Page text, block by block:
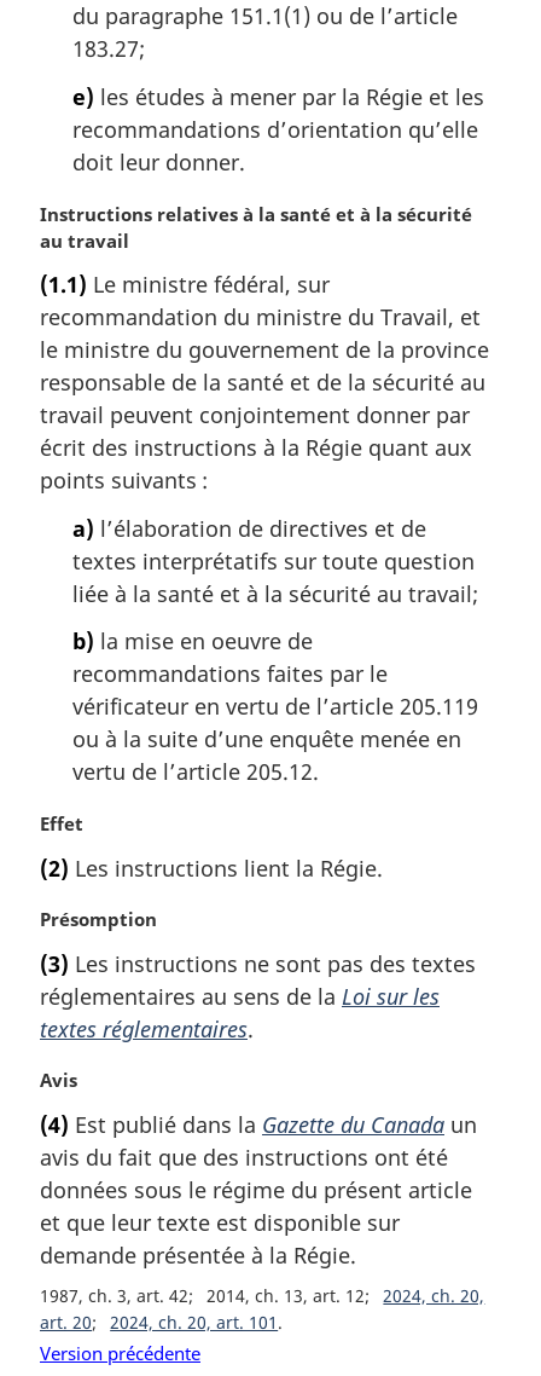
du paragraphe 151.1(1) ou de l’article
183.27;
e) les études à mener par la Régie et les
recommandations d’orientation qu’elle
doit leur donner.
N
o
e
m
a
r
i
n
a
Instructions relatives à la santé et à la sécurité
au travail
(1.1) Le ministre fédéral, sur
recommandation du ministre du Travail, et
le ministre du gouvernement de la province
responsable de la santé et de la sécurité au
travail peuvent conjointement donner par
écrit des instructions à la Régie quant aux
points suivants :
a) l’élaboration de directives et de
textes interprétatifs sur toute question
liée à la santé et à la sécurité au travail;
b) la mise en oeuvre de
recommandations faites par le
vérificateur en vertu de l’article 205.119
ou à la suite d’une enquête menée en
vertu de l’article 205.12.
N
t
m
a
r
g
i
a
l
e
:
Effet
(2) Les instructions lient la Régie.
N
t
e
m
r
i
n
a
e
:
Présomption
(3) Les instructions ne sont pas des textes
réglementaires au sens de la Loi sur les
textes réglementaires.
N
t
e
m
a
g
i
n
a
Avis
(4) Est publié dans la Gazette du Canada un
avis du fait que des instructions ont été
données sous le régime du présent article
et que leur texte est disponible sur
demande présentée à la Régie.
1987, ch. 3, art. 42 2014, ch. 13, art. 12
2024, ch. 20,
art. 20
2024, ch. 20, art. 101
Version précédente